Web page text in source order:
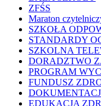
ZFŚS
Maraton
SZKOŁA
STANDARDY
SZKOLNA
DORADZTWO
PROGRAM
FUNDUSZ
EDUKACJA